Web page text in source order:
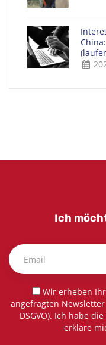
Ich
Wir erheben
angefragten
DSGVO). Ich habe die
erkläre